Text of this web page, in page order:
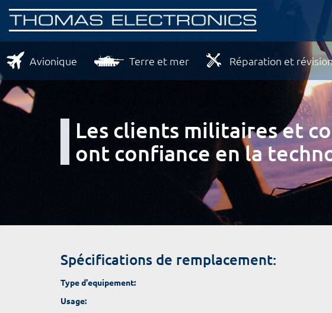
Avionique Terre et mer Réparation et
Les clients militaires et
ont confiance en la
Spécifications de remplacement:
Type d'equipement:
Usage: